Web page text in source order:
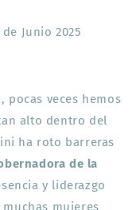
Junio 2025
pocas veces hemos
alto dentro del
ha roto barreras
de la
y liderazgo
mujeres